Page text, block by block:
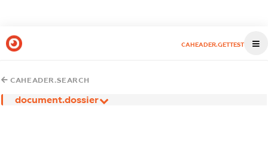
CAHEADER.GETTEST
CAHEADER.SEARCH
document.dossier